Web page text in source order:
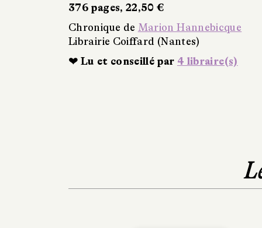
376 pages, 22,50 €
Chronique de Marion Hannebicque
Librairie Coiffard (Nantes)
❤ Lu et conseillé par 4 libraire(s)